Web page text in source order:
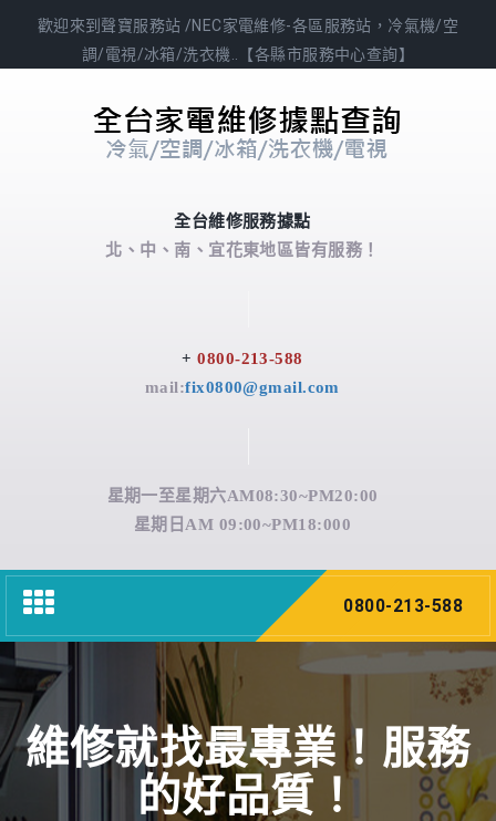
歡迎來到聲寶服務站 /NEC家電維修-各區服務站，冷氣機/空
調/電視/冰箱/洗衣機..【各縣市服務中心查詢】
全台維修服務據點
北、中、南、宜花東地區皆有服務！
+0800-213-588
mail:fix0800@gmail.com
星期一至星期六AM08:30~PM20:00
星期日AM 09:00~PM18:000
Toggle
0800-213-588
維修就找最專業！服務
的好品質！